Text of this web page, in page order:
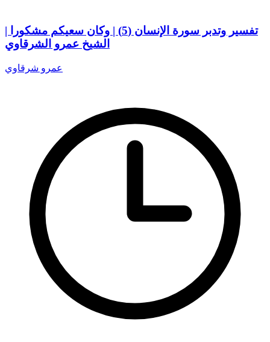
تفسير وتدبر سورة الإنسان (5) | وكان سعيكم مشكورا |
الشيخ عمرو الشرقاوي
عمرو شرقاوي